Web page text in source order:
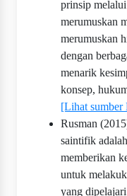
prinsip
merumuskan
merumuskan
dengan
menarik
konsep,
[Lihat sumber
Rusman
saintifik
memberikan
untuk
yang